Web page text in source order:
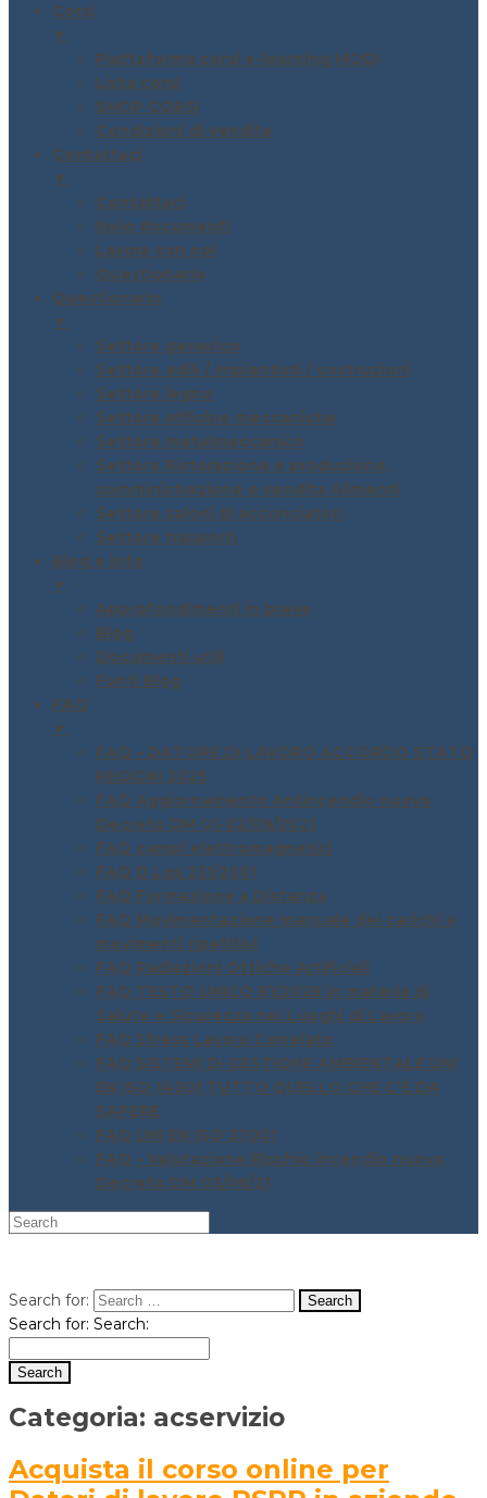
Corsi
▼
Piattaforma corsi e-learning MODI
Lista corsi
SHOP CORSI
Condizioni di vendita
Contattaci
▼
Contattaci
Invio documenti
Lavora con noi
Questionario
Questionario
▼
Settore generico
Settore edili / impiantisti / costruzioni
Settore legno
Settore officine meccaniche
Settore metalmeccanico
Settore Ristorazione e produzione,
somministrazione e vendita Alimenti
Settore saloni di acconciatori
Settore trasporti
Blog e Info
▼
Approfondimenti in breve
Blog
Documenti utili
Fonti Blog
FAQ
▼
FAQ – DATORE DI LAVORO ACCORDO STATO
REGIONI 2025
FAQ Aggiornamento Antincendio nuovo
Decreto DM 01-02/09/2021
FAQ campi elettromagnetici
FAQ D.Lgs 231/2001
FAQ Formazione a Distanza
FAQ Movimentazione manuale dei carichi e
movimenti ripetitivi
FAQ Radiazioni Ottiche Artificiali
FAQ TESTO UNICO 81/2028 in materia di
Salute e Sicurezza nei Luoghi di Lavoro
FAQ Stress Lavoro Correlato
FAQ SISTEMI DI GESTIONE AMBIENTALE UNI
EN ISO 14001 TUTTO QUELLO CHE C’È DA
SAPERE
FAQ UNI EN ISO 37001
FAQ – Valutazione Rischio incendio nuovo
Decreto DM 03/06/21
Search for:
Search for: Search:
Categoria: acservizio
Acquista il corso online per